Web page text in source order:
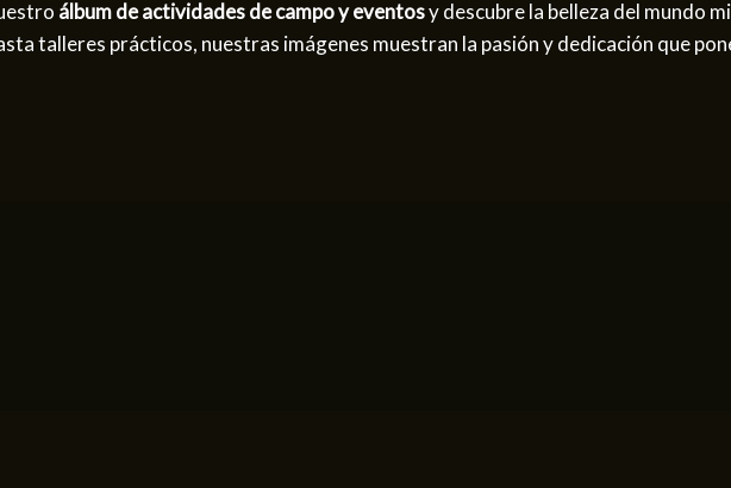
álbum de actividades de campo y eventosy descubre la belleza del mundo
talleres prácticos, nuestras imágenes muestran la pasión y dedicación que